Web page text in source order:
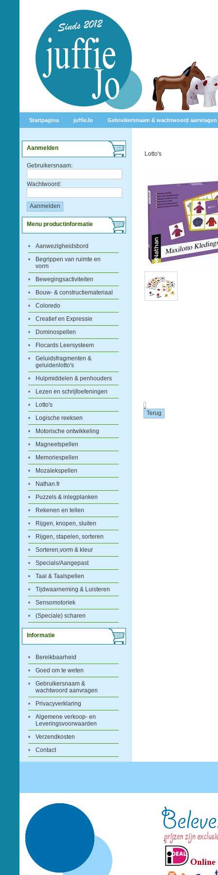
Startpagina juffieJo Gebruikersnaam & wachtwoord aanvragen
Aanmelden
Gebruikersnaam:
Wachtwoord:
Menu productinformatie
Aanwezigheidsbord
Begrippen van ruimte en
vorm
Bewegingsactiviteiten
Bouw- & constructiemateriaal
Coloredo
Creatief en Expressie
Dominospellen
Flocards Leersysteem
Geluidsfragmenten &
geluidenlotto's
Hulpmiddelen & penhouders
Lezen en schrijfoefeningen
Lotto's
Logische reeksen
Motorische ontwikkeling
Magneetspellen
Memoriespellen
Mozaïekspellen
Nathan.fr
Puzzels & inlegplanken
Rekenen en tellen
Rijgen, knopen, sluiten
Rijgen, stapelen, sorteren
Sorteren,vorm & kleur
Specials/Aangepast
Taal & Taalspellen
Tijdwaarneming & Luisteren
Sensomotoriek
(Speciale) scharen
Informatie
Bereikbaarheid
Goed om te weten
Gebruikersnaam &
wachtwoord aanvragen
Privacyverklaring
Algemene verkoop- en
Leveringsvoorwaarden
Verzendkosten
Contact
Lotto's
.